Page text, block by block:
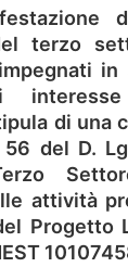
terzo
in
di una
del D.
attività
Progetto